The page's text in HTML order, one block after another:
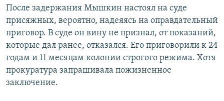
После задержания Мышкин настоял на суде
присяжных, вероятно, надеяясь на оправдательный
приговор. В суде он вину не признал, от показаний,
которые дал ранее, отказался. Его приговорили к 24
годам и 11 месяцам колонии строгого режима. Хотя
прокуратура запрашивала пожизненное
заключение.